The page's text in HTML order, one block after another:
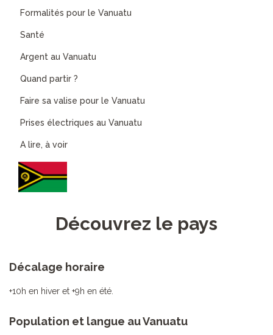
Formalités pour le Vanuatu
Santé
Argent au Vanuatu
Quand partir ?
Faire sa valise pour le Vanuatu
Prises électriques au Vanuatu
A lire, à voir
Découvrez le pays
Décalage horaire
+10h en hiver et +9h en été.
Population et langue au Vanuatu